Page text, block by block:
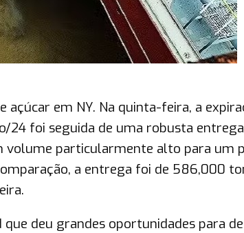
em NY. Na quinta-feira, a
foi seguida de uma robusta entrega
volume particularmente alto para um
a entrega foi de 586,000
deu grandes oportunidades para